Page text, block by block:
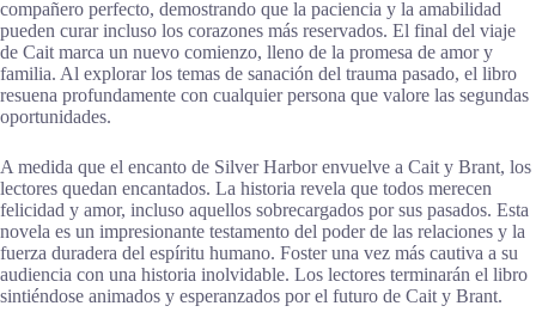
compañero perfecto, demostrando que la paciencia y la amabilidad
pueden curar incluso los corazones más reservados. El final del viaje
de Cait marca un nuevo comienzo, lleno de la promesa de amor y
familia. Al explorar los temas de sanación del trauma pasado, el libro
resuena profundamente con cualquier persona que valore las segundas
oportunidades.
A medida que el encanto de Silver Harbor envuelve a Cait y Brant, los
lectores quedan encantados. La historia revela que todos merecen
felicidad y amor, incluso aquellos sobrecargados por sus pasados. Esta
novela es un impresionante testamento del poder de las relaciones y la
fuerza duradera del espíritu humano. Foster una vez más cautiva a su
audiencia con una historia inolvidable. Los lectores terminarán el libro
sintiéndose animados y esperanzados por el futuro de Cait y Brant.